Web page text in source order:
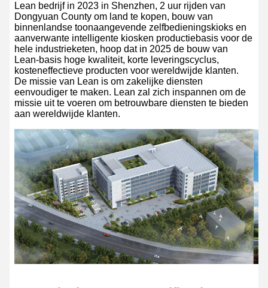
Lean bedrijf in 2023 in Shenzhen, 2 uur rijden van
Dongyuan County om land te kopen, bouw van
binnenlandse toonaangevende zelfbedieningskioks en
aanverwante intelligente kiosken productiebasis voor de
hele industrieketen, hoop dat in 2025 de bouw van
Lean-basis hoge kwaliteit, korte leveringscyclus,
kosteneffectieve producten voor wereldwijde klanten.
De missie van Lean is om zakelijke diensten
eenvoudiger te maken. Lean zal zich inspannen om de
missie uit te voeren om betrouwbare diensten te bieden
aan wereldwijde klanten.